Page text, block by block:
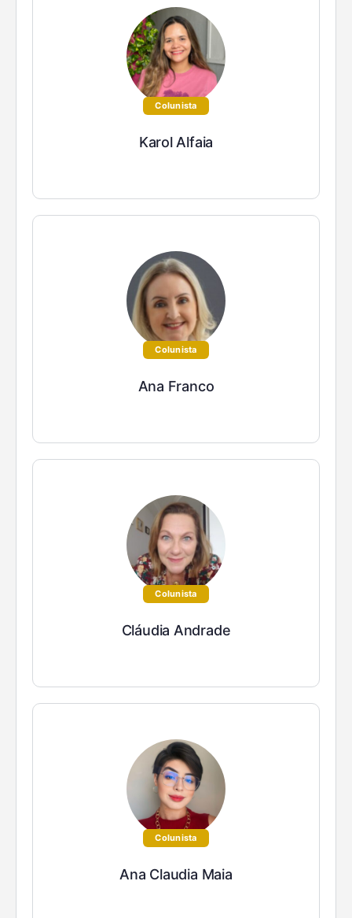
Colunista
Karol Alfaia
Colunista
Ana Franco
Colunista
Cláudia Andrade
Colunista
Ana Claudia Maia